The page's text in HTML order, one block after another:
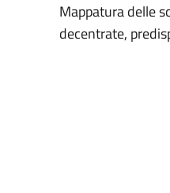
Mappatura delle
decentrate,